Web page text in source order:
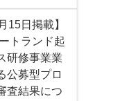
15日掲載】
トランド起
研修事業業
公募型プロ
査結果につ